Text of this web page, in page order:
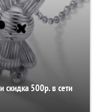
скидка 500р. в сети